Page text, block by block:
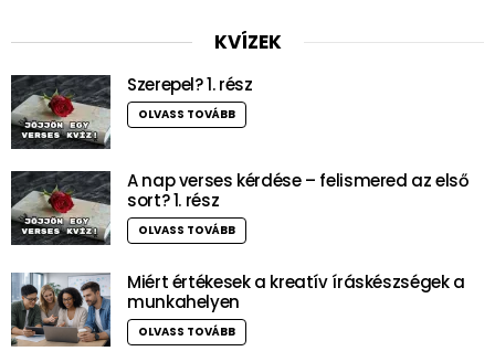
KVÍZEK
Szerepel? 1. rész
OLVASS TOVÁBB
A nap verses kérdése – felismered az első
sort? 1. rész
OLVASS TOVÁBB
Miért értékesek a kreatív íráskészségek a
munkahelyen
OLVASS TOVÁBB